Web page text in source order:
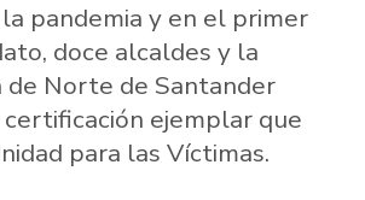
pandemia y en el primer
doce alcaldes y la
de Norte de Santander
ejemplar que
para las Víctimas.